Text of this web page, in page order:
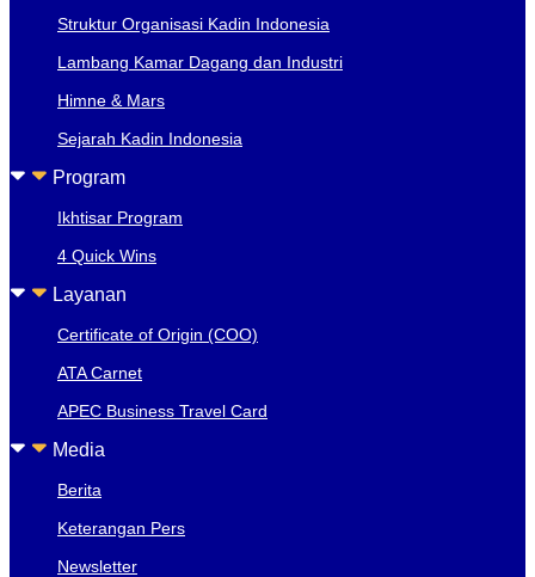
Struktur Organisasi Kadin Indonesia
Lambang Kamar Dagang dan Industri
Himne & Mars
Sejarah Kadin Indonesia
Program
Ikhtisar Program
4 Quick Wins
Layanan
Certificate of Origin (COO)
ATA Carnet
APEC Business Travel Card
Media
Berita
Keterangan Pers
Newsletter